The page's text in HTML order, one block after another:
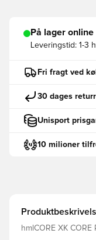
På lager online
Leveringstid: 1-3
Fri fragt ved
30 dages
Unisport
10 milioner
hmlCORE XK